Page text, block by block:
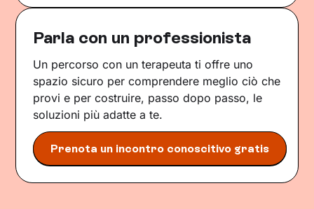
Parla con un professionista
Un percorso con un terapeuta ti offre uno
spazio sicuro per comprendere meglio ciò che
provi e per costruire, passo dopo passo, le
soluzioni più adatte a te.
Prenota un incontro conoscitivo gratis